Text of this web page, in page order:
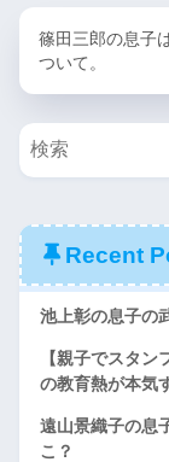
篠田三郎の息子
ついて。
Recent
池上彰の息子の
【親子でスタ
の教育熱が本気
遠山景織子の息
こ？